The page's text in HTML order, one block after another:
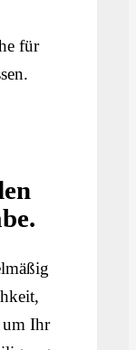
für
um Ihr